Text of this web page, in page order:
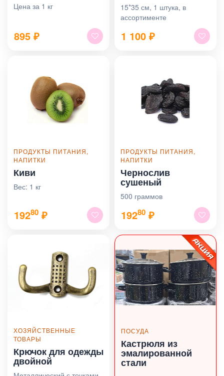
Цена за 1 кг
895 ₽
15*35 см, 1 штука, в
ассортименте
1 100 ₽
ПРОДУКТЫ ПИТАНИЯ,
НАПИТКИ
Киви
Вес: 1 кг
19280 ₽
ПРОДУКТЫ ПИТАНИЯ,
НАПИТКИ
Чернослив
сушеный
500 граммов
19280 ₽
ХОЗЯЙСТВЕННЫЕ
ТОВАРЫ
Крючок для одежды
двойной
ПОСУДА
Кастрюля из
эмалированной
стали